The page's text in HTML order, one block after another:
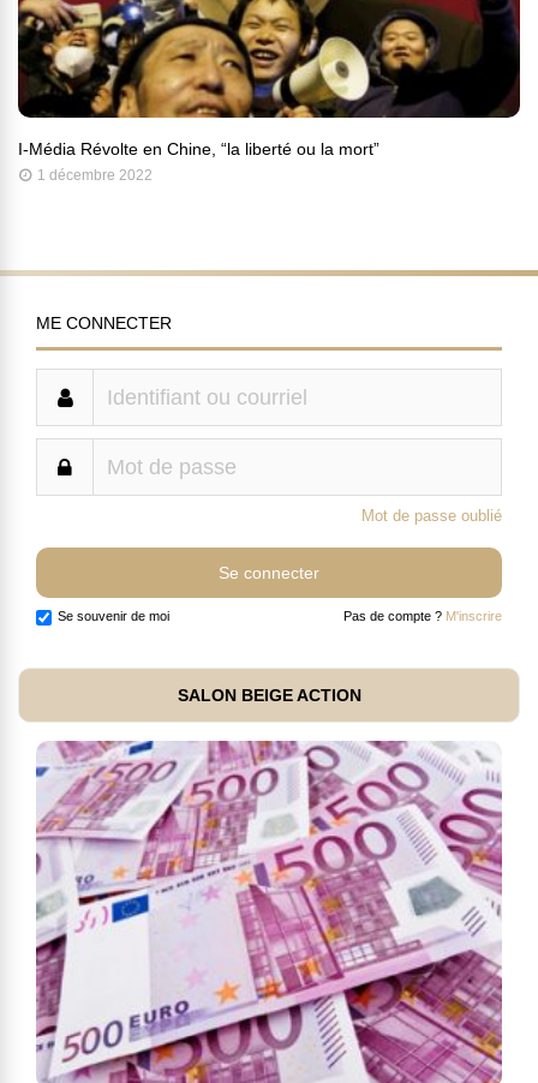
I-Média Révolte en Chine, “la liberté ou la mort”
1 décembre 2022
ME CONNECTER
Mot de passe oublié
Se souvenir de moi Pas de compte ? M'inscrire
SALON BEIGE ACTION